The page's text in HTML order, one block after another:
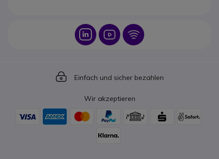
Icon Icon Icon
Icon
Einfach und sicher bezahlen
Wir akzeptieren